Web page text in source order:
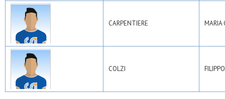
CARPENTIERE MARIA
COLZI FILIPPO